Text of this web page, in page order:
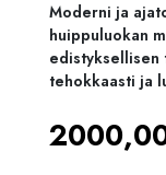
Moderni ja
huippuluokan
edistyksellisen
tehokkaasti ja